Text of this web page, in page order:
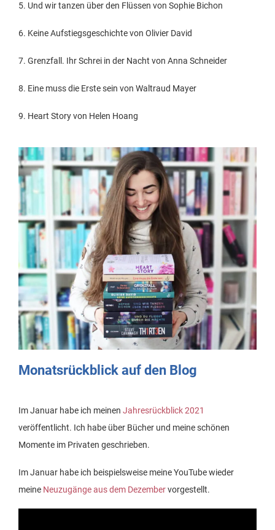
5. Und wir tanzen über den Flüssen von Sophie Bichon
6. Keine Aufstiegsgeschichte von Olivier David
7. Grenzfall. Ihr Schrei in der Nacht von Anna Schneider
8. Eine muss die Erste sein von Waltraud Mayer
9. Heart Story von Helen Hoang
Monatsrückblick auf den Blog
Im Januar habe ich meinen Jahresrückblick 2021
veröffentlicht. Ich habe über Bücher und meine schönen
Momente im Privaten geschrieben.
Im Januar habe ich beispielsweise meine YouTube wieder
meine Neuzugänge aus dem Dezembervorgestellt.